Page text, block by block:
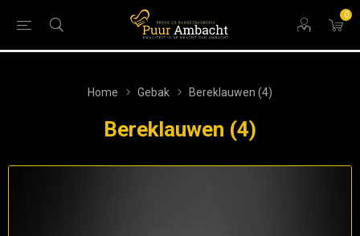
0
Home Gebak Bereklauwen (4)
Bereklauwen (4)